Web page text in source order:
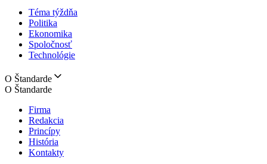
Téma týždňa
Politika
Ekonomika
Spoločnosť
Technológie
O Štandarde
O Štandarde
Firma
Redakcia
Princípy
História
Kontakty